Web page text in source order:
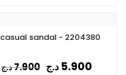
casual sandal - 2204380
7.900د.ج 5.900 د.ج